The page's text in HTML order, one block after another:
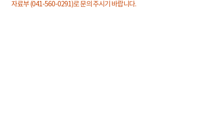
자료부 (041-560-0291)로 문의 주시기 바랍니다.